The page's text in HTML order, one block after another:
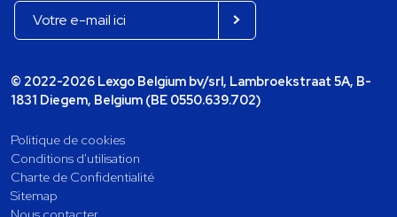
© 2022-2026 Lexgo Belgium bv/srl, Lambroekstraat 5A, B-
1831 Diegem, Belgium (BE 0550.639.702)
Politique de cookies
Conditions d'utilisation
Charte de Confidentialité
Sitemap